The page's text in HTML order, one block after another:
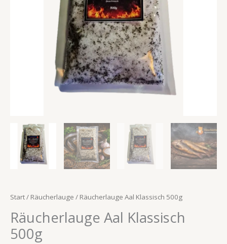
Start/ Räucherlauge / Räucherlauge Aal Klassisch 500g
Räucherlauge Aal Klassisch
500g